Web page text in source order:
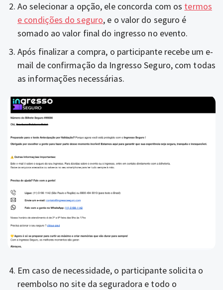
Ao selecionar a opção, ele concorda com os termos
e condições do seguro, e o valor do seguro é
somado ao valor final do ingresso no evento.
Após finalizar a compra, o participante recebe um e-
mail de confirmação da Ingresso Seguro, com todas
as informações necessárias.
Em caso de necessidade, o participante solicita o
reembolso no site da seguradora e todo o